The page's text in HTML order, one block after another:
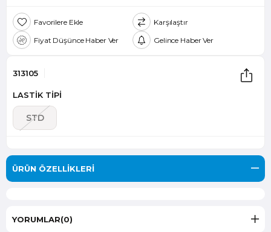
Favorilere Ekle
Karşılaştır
Fiyat Düşünce Haber Ver
Gelince Haber Ver
313105
LASTİK TİPİ
STD
ÜRÜN ÖZELLIKLERI
YORUMLAR(0)